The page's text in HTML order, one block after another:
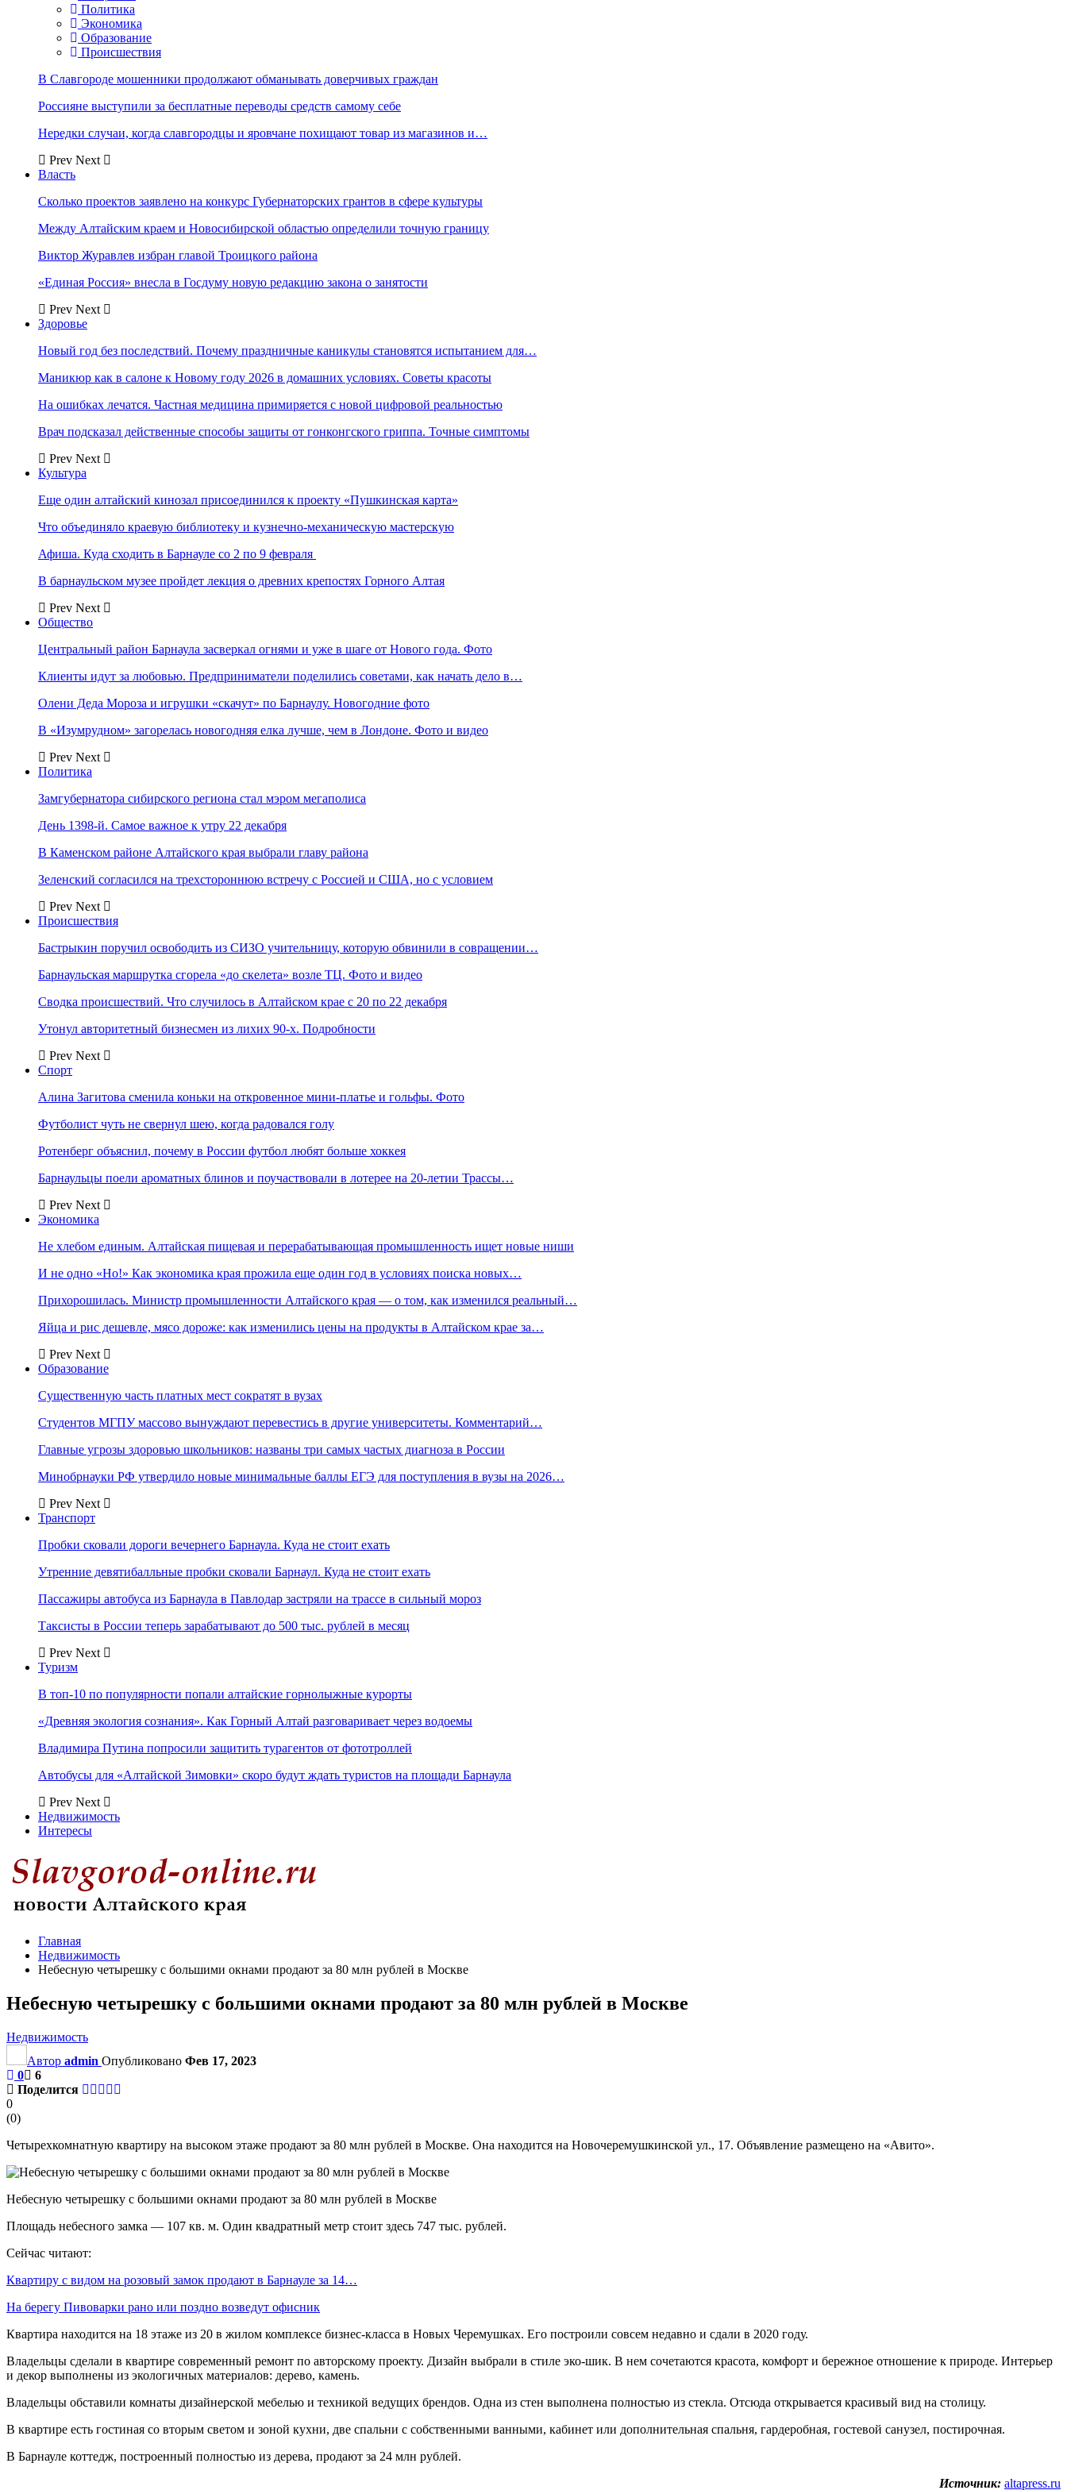
Политика
Экономика
Образование
Происшествия
В Славгороде мошенники продолжают обманывать доверчивых граждан
Россияне выступили за бесплатные переводы средств самому себе
Нередки случаи, когда славгородцы и яровчане похищают товар из магазинов и…
Prev Next
Власть
Сколько проектов заявлено на конкурс Губернаторских грантов в сфере культуры
Между Алтайским краем и Новосибирской областью определили точную границу
Виктор Журавлев избран главой Троицкого района
«Единая Россия» внесла в Госдуму новую редакцию закона о занятости
Prev Next
Здоровье
Новый год без последствий. Почему праздничные каникулы становятся испытанием для…
Маникюр как в салоне к Новому году 2026 в домашних условиях. Советы красоты
На ошибках лечатся. Частная медицина примиряется с новой цифровой реальностью
Врач подсказал действенные способы защиты от гонконгского гриппа. Точные симптомы
Prev Next
Культура
Еще один алтайский кинозал присоединился к проекту «Пушкинская карта»
Что объединяло краевую библиотеку и кузнечно-механическую мастерскую
Афиша. Куда сходить в Барнауле со 2 по 9 февраля
В барнаульском музее пройдет лекция о древних крепостях Горного Алтая
Prev Next
Общество
Центральный район Барнаула засверкал огнями и уже в шаге от Нового года. Фото
Клиенты идут за любовью. Предприниматели поделились советами, как начать дело в…
Олени Деда Мороза и игрушки «скачут» по Барнаулу. Новогодние фото
В «Изумрудном» загорелась новогодняя елка лучше, чем в Лондоне. Фото и видео
Prev Next
Политика
Замгубернатора сибирского региона стал мэром мегаполиса
День 1398-й. Самое важное к утру 22 декабря
В Каменском районе Алтайского края выбрали главу района
Зеленский согласился на трехстороннюю встречу с Россией и США, но с условием
Prev Next
Происшествия
Бастрыкин поручил освободить из СИЗО учительницу, которую обвинили в совращении…
Барнаульская маршрутка сгорела «до скелета» возле ТЦ. Фото и видео
Сводка происшествий. Что случилось в Алтайском крае с 20 по 22 декабря
Утонул авторитетный бизнесмен из лихих 90-х. Подробности
Prev Next
Спорт
Алина Загитова сменила коньки на откровенное мини-платье и гольфы. Фото
Футболист чуть не свернул шею, когда радовался голу
Ротенберг объяснил, почему в России футбол любят больше хоккея
Барнаульцы поели ароматных блинов и поучаствовали в лотерее на 20-летии Трассы…
Prev Next
Экономика
Не хлебом единым. Алтайская пищевая и перерабатывающая промышленность ищет новые ниши
И не одно «Но!» Как экономика края прожила еще один год в условиях поиска новых…
Прихорошилась. Министр промышленности Алтайского края — о том, как изменился реальный…
Яйца и рис дешевле, мясо дороже: как изменились цены на продукты в Алтайском крае за…
Prev Next
Образование
Существенную часть платных мест сократят в вузах
Студентов МГПУ массово вынуждают перевестись в другие университеты. Комментарий…
Главные угрозы здоровью школьников: названы три самых частых диагноза в России
Минобрнауки РФ утвердило новые минимальные баллы ЕГЭ для поступления в вузы на 2026…
Prev Next
Транспорт
Пробки сковали дороги вечернего Барнаула. Куда не стоит ехать
Утренние девятибалльные пробки сковали Барнаул. Куда не стоит ехать
Пассажиры автобуса из Барнаула в Павлодар застряли на трассе в сильный мороз
Таксисты в России теперь зарабатывают до 500 тыс. рублей в месяц
Prev Next
Туризм
В топ-10 по популярности попали алтайские горнолыжные курорты
«Древняя экология сознания». Как Горный Алтай разговаривает через водоемы
Владимира Путина попросили защитить турагентов от фототроллей
Автобусы для «Алтайской Зимовки» скоро будут ждать туристов на площади Барнаула
Prev Next
Недвижимость
Интересы
Главная
Недвижимость
Небесную четырешку с большими окнами продают за 80 млн рублей в Москве
Небесную четырешку с большими окнами продают за 80 млн рублей в Москве
Недвижимость
Автор admin Опубликовано Фев 17, 2023
0
6
Поделится
0
(0)
Четырехкомнатную квартиру на высоком этаже продают за 80 млн рублей в Москве. Она находится на Новочеремушкинской ул., 17. Объявление размещено на «Авито».
Небесную четырешку с большими окнами продают за 80 млн рублей в Москве
Площадь небесного замка — 107 кв. м. Один квадратный метр стоит здесь 747 тыс. рублей.
Сейчас читают:
Квартиру с видом на розовый замок продают в Барнауле за 14…
На берегу Пивоварки рано или поздно возведут офисник
Квартира находится на 18 этаже из 20 в жилом комплексе бизнес-класса в Новых Черемушках. Его построили совсем недавно и сдали в 2020 году.
Владельцы сделали в квартире современный ремонт по авторскому проекту. Дизайн выбрали в стиле эко-шик. В нем сочетаются красота, комфорт и бережное отношение к природе. Интерьер
и декор выполнены из экологичных материалов: дерево, камень.
Владельцы обставили комнаты дизайнерской мебелью и техникой ведущих брендов. Одна из стен выполнена полностью из стекла. Отсюда открывается красивый вид на столицу.
В квартире есть гостиная со вторым светом и зоной кухни, две спальни с собственными ванными, кабинет или дополнительная спальня, гардеробная, гостевой санузел, постирочная.
В Барнауле коттедж, построенный полностью из дерева, продают за 24 млн рублей.
Источник: altapress.ru